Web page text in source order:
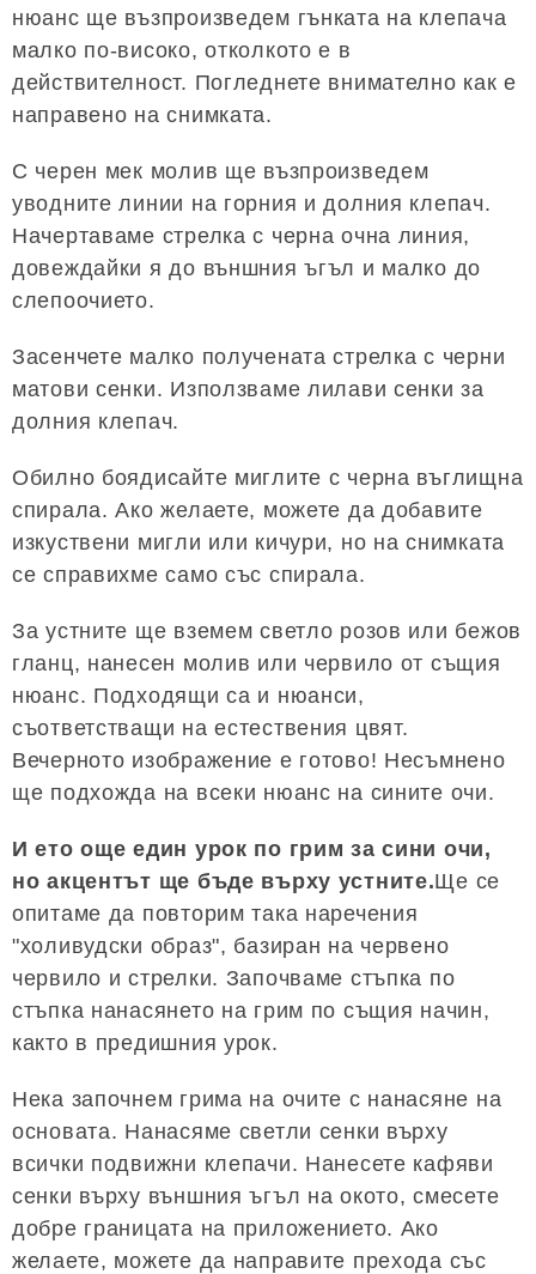
нюанс ще възпроизведем гънката на клепача
малко по-високо, отколкото е в
действителност. Погледнете внимателно как е
направено на снимката.
С черен мек молив ще възпроизведем
уводните линии на горния и долния клепач.
Начертаваме стрелка с черна очна линия,
довеждайки я до външния ъгъл и малко до
слепоочието.
Засенчете малко получената стрелка с черни
матови сенки. Използваме лилави сенки за
долния клепач.
Обилно боядисайте миглите с черна въглищна
спирала. Ако желаете, можете да добавите
изкуствени мигли или кичури, но на снимката
се справихме само със спирала.
За устните ще вземем светло розов или бежов
гланц, нанесен молив или червило от същия
нюанс. Подходящи са и нюанси,
съответстващи на естествения цвят.
Вечерното изображение е готово! Несъмнено
ще подхожда на всеки нюанс на сините очи.
И ето още един урок по грим за сини очи,
но акцентът ще бъде върху устните.Ще се
опитаме да повторим така наречения
"холивудски образ", базиран на червено
червило и стрелки. Започваме стъпка по
стъпка нанасянето на грим по същия начин,
както в предишния урок.
Нека започнем грима на очите с нанасяне на
основата. Нанасяме светли сенки върху
всички подвижни клепачи. Нанесете кафяви
сенки върху външния ъгъл на окото, смесете
добре границата на приложението. Ако
желаете, можете да направите прехода със